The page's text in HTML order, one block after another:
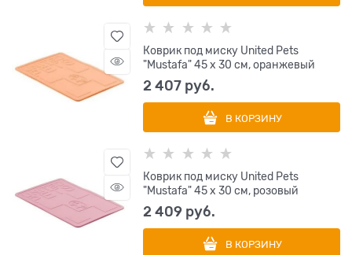
Коврик под миску United Pets
"Mustafa" 45 х 30 см, оранжевый
2 407 руб.
В КОРЗИНУ
Коврик под миску United Pets
"Mustafa" 45 х 30 см, розовый
2 409 руб.
В КОРЗИНУ